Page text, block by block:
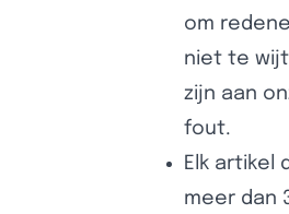
om
niet te
zijn aan
fout.
Elk artikel
meer dan